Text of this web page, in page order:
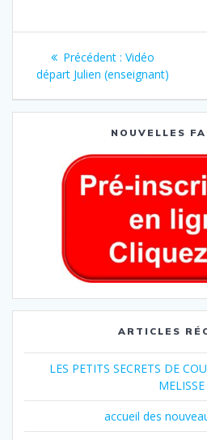
Précédent : Vidéo
départ Julien (enseignant)
NOUVELLES
ARTICLES
LES PETITS SECRETS DE
MELISSE
accueil des